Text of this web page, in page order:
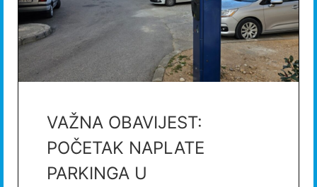
VAŽNA OBAVIJEST:
POČETAK NAPLATE
PARKINGA U